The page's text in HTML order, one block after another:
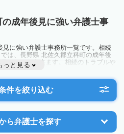
成年後見に強い弁護士事
に強い弁護士事務所一覧です。相続
は、長野県 北佐久郡立科町の成年後
ることが出来ます。相続のトラブルや
の弁護士に相談してみましょう。
っと見る
件を絞り込む
ら弁護士を探す